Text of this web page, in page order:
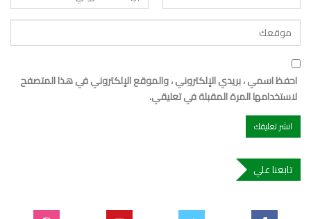
احفظ اسمي ، بريدي الإلكتروني ، والموقع الإلكتروني في هذا المتصفح
لاستخدامها المرة المقبلة في تعليقي.
تابعنا علي